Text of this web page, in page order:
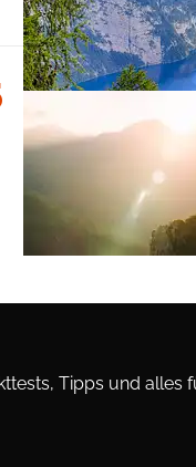
Tipps und alles